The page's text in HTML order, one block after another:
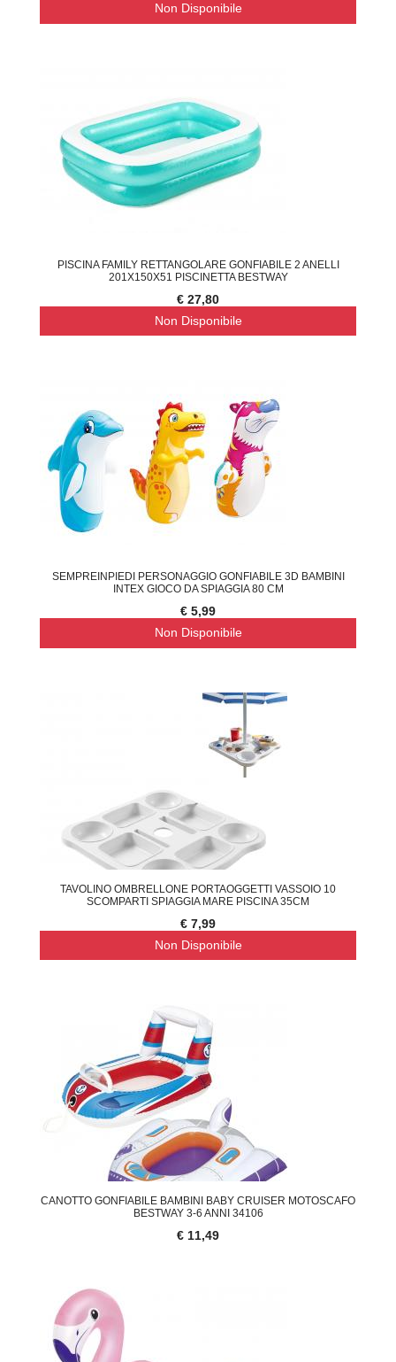
Non Disponibile
PISCINA FAMILY RETTANGOLARE GONFIABILE 2 ANELLI
201X150X51 PISCINETTA BESTWAY
€ 27,80
Non Disponibile
SEMPREINPIEDI PERSONAGGIO GONFIABILE 3D BAMBINI
INTEX GIOCO DA SPIAGGIA 80 CM
€ 5,99
Non Disponibile
TAVOLINO OMBRELLONE PORTAOGGETTI VASSOIO 10
SCOMPARTI SPIAGGIA MARE PISCINA 35CM
€ 7,99
Non Disponibile
CANOTTO GONFIABILE BAMBINI BABY CRUISER MOTOSCAFO
BESTWAY 3-6 ANNI 34106
€ 11,49